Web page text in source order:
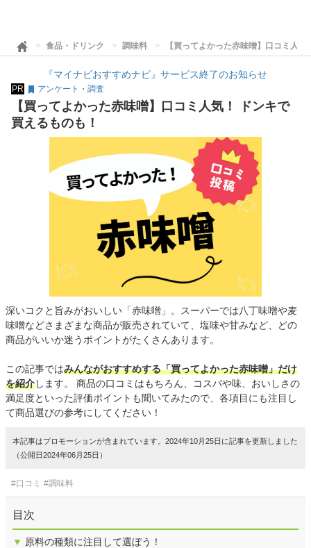
食品・ドリンク 調味料 【買ってよかった赤味噌】口コミ人
『マイナビおすすめナビ』サービス終了のお知らせ
PR アンケート・調査
【買ってよかった赤味噌】口コミ人気！ ドンキで
買えるものも！
深いコクと旨みがおいしい「赤味噌」。スーパーでは八丁味噌や麦
味噌などさまざまな商品が販売されていて、塩味や甘みなど、どの
商品がいいか迷うポイントがたくさんあります。
この記事ではみんながおすすめする「買ってよかった赤味噌」だけ
を紹介します。 商品の口コミはもちろん、コスパや味、おいしさの
満足度といった評価ポイントも聞いてみたので、各項目にも注目し
て商品選びの参考にしてください！
本記事はプロモーションが含まれています。2024年10月25日に記事を更新しました
（公開日2024年06月25日）
#口コミ #調味料
目次
▼ 原料の種類に注目して選ぼう！